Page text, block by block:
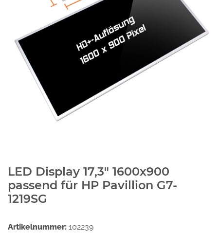
LED Display 17,3" 1600x900
passend für HP Pavillion G7-
1219SG
Artikelnummer: 102239